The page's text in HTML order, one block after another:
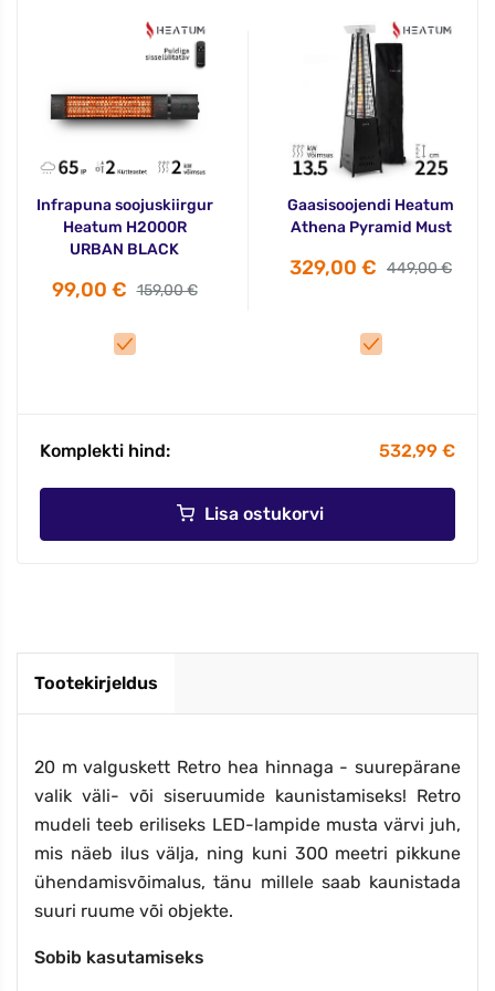
Infrapuna soojuskiirgur
Heatum H2000R
URBAN BLACK
99,00 € 159,00 €
Gaasisoojendi Heatum
Athena Pyramid Must
329,00 € 449,00 €
Komplekti hind: 532,99 €
Lisa ostukorvi
Tootekirjeldus
20 m valguskett Retro hea hinnaga - suurepärane
valik väli- või siseruumide kaunistamiseks! Retro
mudeli teeb eriliseks LED-lampide musta värvi juh,
mis näeb ilus välja, ning kuni 300 meetri pikkune
ühendamisvõimalus, tänu millele saab kaunistada
suuri ruume või objekte.
Sobib kasutamiseks